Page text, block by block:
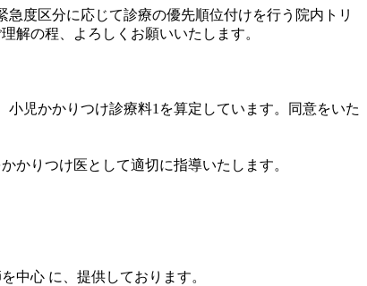
度区分に応じて診療の優先順位付けを行う院内トリ
解の程、よろしくお願いいたします。
児かかりつけ診療料1を算定しています。同意をいた
かりつけ医として適切に指導いたします。
中心 に、提供しております。